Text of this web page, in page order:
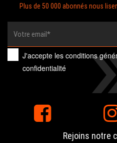
Plus de 50 000 abonnés nous
J'accepte lesconditions
confidentialité
Rejoins notre